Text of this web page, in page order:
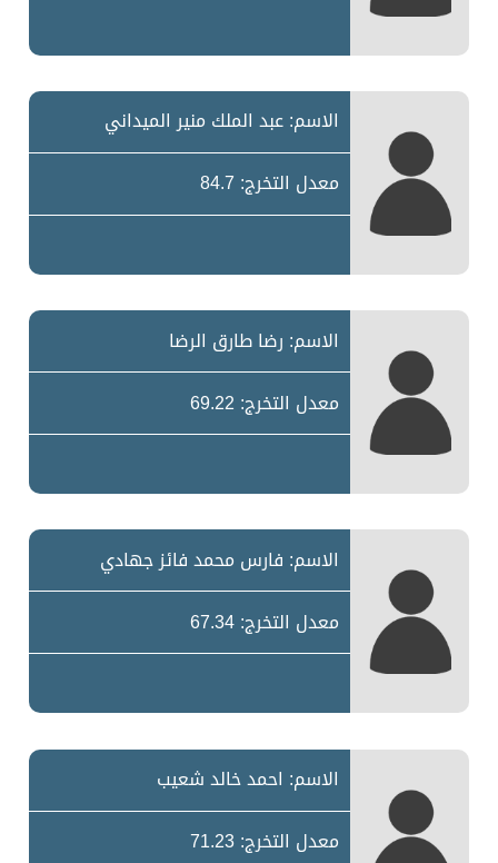
الاسم: عبد الملك منير الميداني
معدل التخرج: 84.7
الاسم: رضا طارق الرضا
معدل التخرج: 69.22
الاسم: فارس محمد فائز جهادي
معدل التخرج: 67.34
الاسم: احمد خالد شعيب
معدل التخرج: 71.23